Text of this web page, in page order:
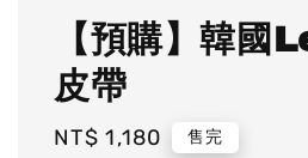
【預購】韓國
皮帶
Regular
NT$ 1,180 售完